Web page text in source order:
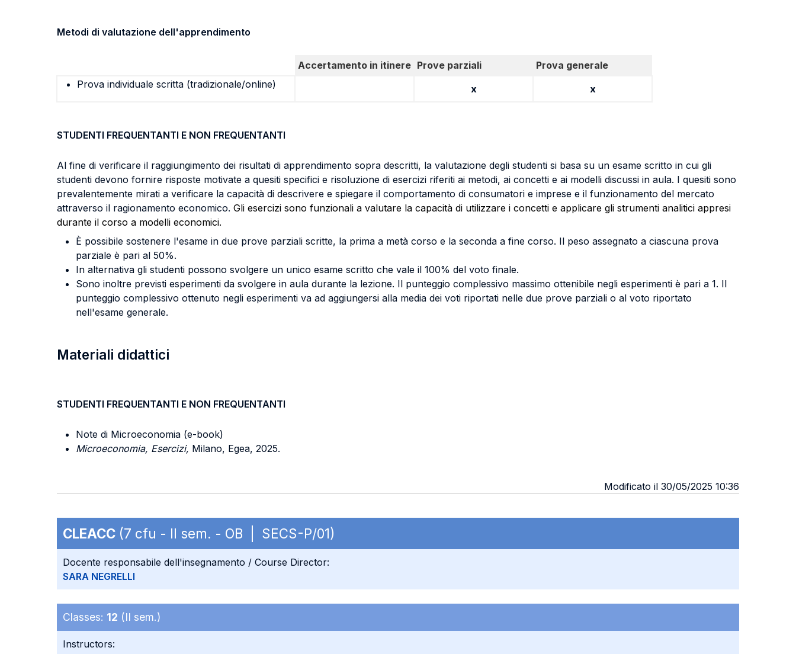
Metodi di valutazione dell'apprendimento
Accertamento in itinere Prove parziali
Prova generale
Prova individuale scritta (tradizionale/online)
x x
STUDENTI FREQUENTANTI E NON FREQUENTANTI
Al fine di verificare il raggiungimento dei risultati di apprendimento sopra descritti, la valutazione degli studenti si basa su un esame scritto in cui gli
studenti devono fornire risposte motivate a quesiti specifici e risoluzione di esercizi riferiti ai metodi, ai concetti e ai modelli discussi in aula. I quesiti sono
prevalentemente mirati a verificare la capacità di descrivere e spiegare il comportamento di consumatori e imprese e il funzionamento del mercato
attraverso il ragionamento economico. Gli esercizi sono funzionali a valutare la capacità di utilizzare i concetti e applicare gli strumenti analitici appresi
durante il corso a modelli economici.
È possibile sostenere l'esame in due prove parziali scritte, la prima a metà corso e la seconda a fine corso. Il peso assegnato a ciascuna prova
parziale è pari al 50%.
In alternativa gli studenti possono svolgere un unico esame scritto che vale il 100% del voto finale.
Sono inoltre previsti esperimenti da svolgere in aula durante la lezione. Il punteggio complessivo massimo ottenibile negli esperimenti è pari a 1. Il
punteggio complessivo ottenuto negli esperimenti va ad aggiungersi alla media dei voti riportati nelle due prove parziali o al voto riportato
nell'esame generale.
Materiali didattici
STUDENTI FREQUENTANTI E NON FREQUENTANTI
Note di Microeconomia (e-book)
Microeconomia, Esercizi, Milano, Egea, 2025.
Modificato il 30/05/2025 10:36
CLEACC (7 cfu - II sem. - OB | SECS-P/01)
Docente responsabile dell'insegnamento / Course Director:
SARA NEGRELLI
Classes: 12 (II sem.)
Instructors: